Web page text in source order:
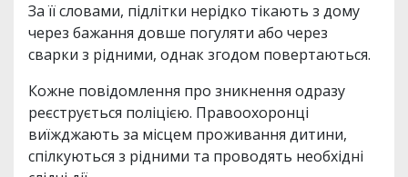
За її словами, підлітки нерідко тікають з дому
через бажання довше погуляти або через
сварки з рідними, однак згодом повертаються.
Кожне повідомлення про зникнення одразу
реєструється поліцією. Правоохоронці
виїжджають за місцем проживання дитини,
спілкуються з рідними та проводять необхідні